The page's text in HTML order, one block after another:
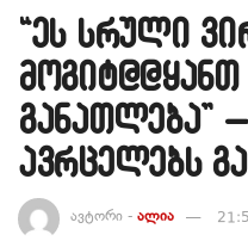
“ეს სრული
განათლება”
ავრცელებს
ავტორი - ალია